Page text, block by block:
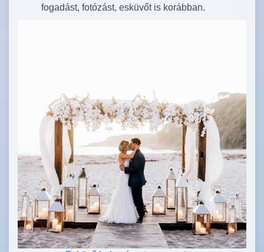
fogadást, fotózást, esküvőt is korábban.